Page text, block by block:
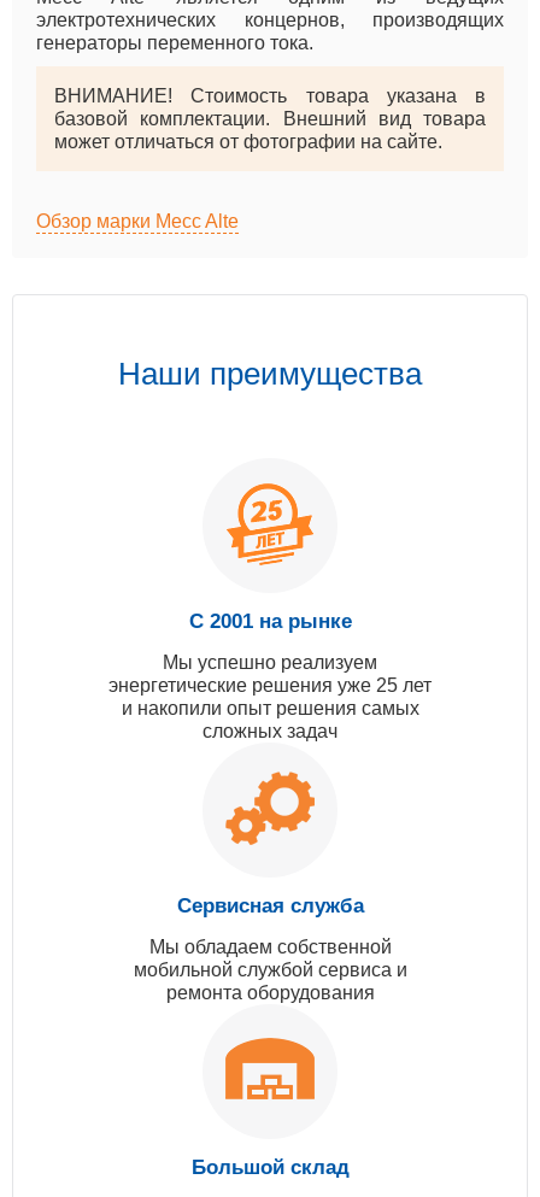
электротехнических концернов, производящих
генераторы переменного тока.
ВНИМАНИЕ! Стоимость товара указана в
базовой комплектации. Внешний вид товара
может отличаться от фотографии на сайте.
Обзор марки Mecc Alte
Наши преимущества
С 2001 на рынке
Мы успешно реализуем
энергетические решения уже 25 лет
и накопили опыт решения самых
сложных задач
Сервисная служба
Мы обладаем собственной
мобильной службой сервиса и
ремонта оборудования
Большой склад